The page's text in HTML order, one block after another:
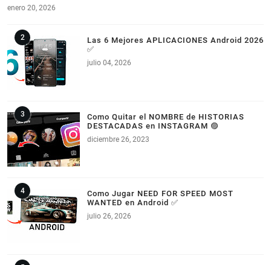
enero 20, 2026
Las 6 Mejores APLICACIONES Android 2026
✅
julio 04, 2026
Como Quitar el NOMBRE de HISTORIAS
DESTACADAS en INSTAGRAM 🟣
diciembre 26, 2023
Como Jugar NEED FOR SPEED MOST
WANTED en Android ✅
julio 26, 2026